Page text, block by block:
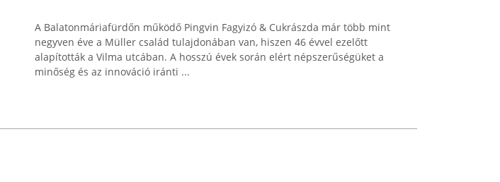
A Balatonmáriafürdőn működő Pingvin Fagyizó & Cukrászda már több mint
negyven éve a Müller család tulajdonában van, hiszen 46 évvel ezelőtt
alapították a Vilma utcában. A hosszú évek során elért népszerűségüket a
minőség és az innováció iránti ...